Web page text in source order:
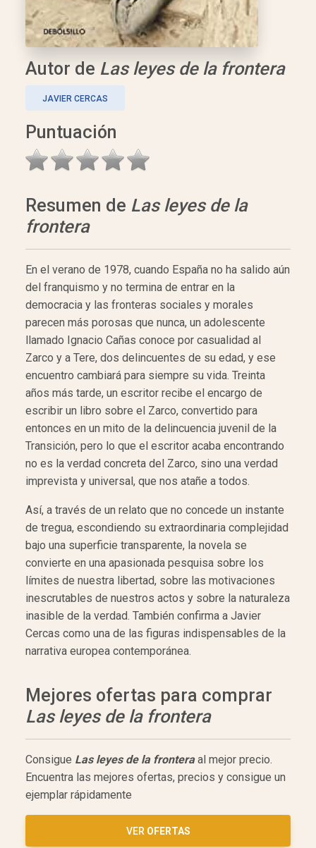
Autor de Las leyes de la frontera
JAVIER CERCAS
Puntuación
Resumen de Las leyes de la
frontera
En el verano de 1978, cuando España no ha salido aún
del franquismo y no termina de entrar en la
democracia y las fronteras sociales y morales
parecen más porosas que nunca, un adolescente
llamado Ignacio Cañas conoce por casualidad al
Zarco y a Tere, dos delincuentes de su edad, y ese
encuentro cambiará para siempre su vida. Treinta
años más tarde, un escritor recibe el encargo de
escribir un libro sobre el Zarco, convertido para
entonces en un mito de la delincuencia juvenil de la
Transición, pero lo que el escritor acaba encontrando
no es la verdad concreta del Zarco, sino una verdad
imprevista y universal, que nos atañe a todos.
Así, a través de un relato que no concede un instante
de tregua, escondiendo su extraordinaria complejidad
bajo una superficie transparente, la novela se
convierte en una apasionada pesquisa sobre los
límites de nuestra libertad, sobre las motivaciones
inescrutables de nuestros actos y sobre la naturaleza
inasible de la verdad. También confirma a Javier
Cercas como una de las figuras indispensables de la
narrativa europea contemporánea.
Mejores ofertas para comprar
Las leyes de la frontera
Consigue Las leyes de la fronteraal mejor precio.
Encuentra las mejores ofertas, precios y consigue un
ejemplar rápidamente
VER OFERTAS